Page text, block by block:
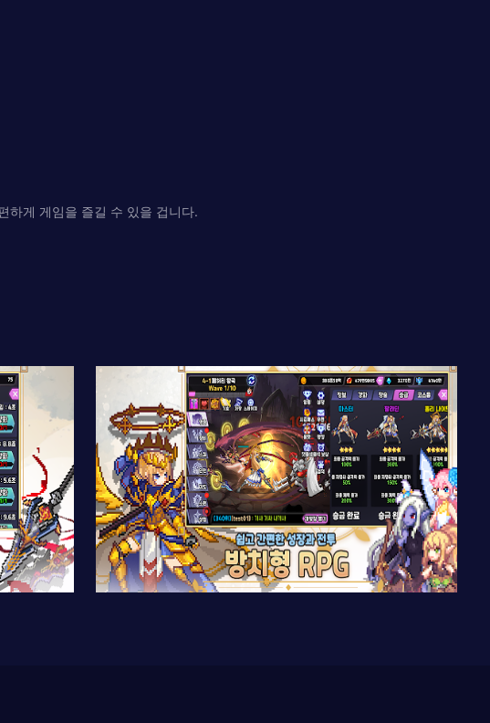
하게 게임을 즐길 수 있을 겁니다.